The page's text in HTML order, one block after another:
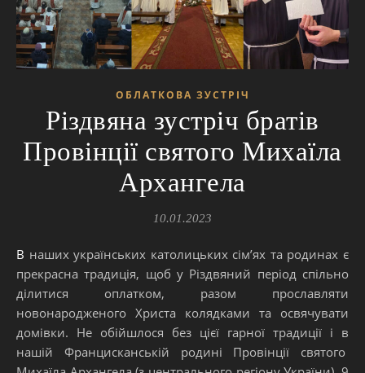
ОБЛАТКОВА ЗУСТРІЧ
Різдвяна зустріч братів
Провінції святого Михаїла
Архангела
10.01.2023
В наших українських католицьких сім’ях та родинах є
прекрасна традиція, щоб у Різдвяний період спільно
ділитися оплатком, разом прославляти
новонародженого Христа колядками та освячувати
домівки. Не обійшлося без цієї гарної традиції і в
нашій Францисканській родині Провінції святого